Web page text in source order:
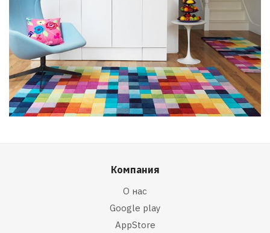
Компания
О нас
Google play
AppStore